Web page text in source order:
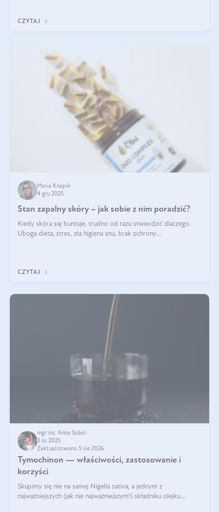
CZYTAJ
Maria Knapik
4 gru 2025
Stan zapalny skóry – jak sobie z nim poradzić?
Kiedy skóra się buntuje, trudno od razu stwierdzić dlaczego.
Uboga dieta, stres, zła higiena snu, brak ochrony
CZYTAJ
mgr inż. Anna Sobol
3 lis 2025
Zaktualizowano 5 sie 2026
Tymochinon — właściwości, zastosowanie i
korzyści
Skupimy się nie na samej Nigella sativa, a jednym z
najważniejszych (jak nie najważniejszym!) składniku olejku